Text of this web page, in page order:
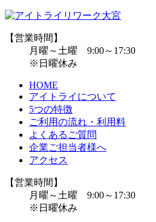
【営業時間】
月曜～土曜 9:00～17:30
※日曜休み
HOME
アイトライについて
5つの特徴
ご利用の流れ・利用料
よくあるご質問
企業ご担当者様へ
アクセス
【営業時間】
月曜～土曜 9:00～17:30
※日曜休み